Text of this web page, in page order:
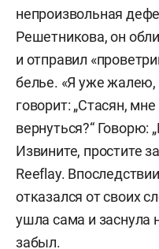
непроизвольная
Решетникова, он
и отправил
белье. «Я уже жалею,
говорит: „Стасян,
вернуться?“ Говорю:
Извините, простите
Reeflay.
отказался от своих
ушла сама и заснула
забыл.